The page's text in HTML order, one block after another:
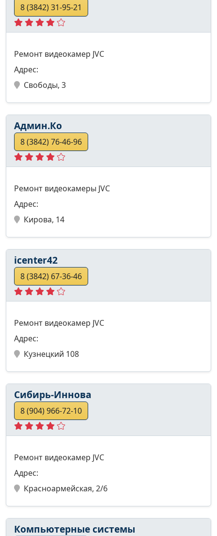
8 (3842) 31-95-21
Ремонт видеокамер JVC
Адрес:
Свободы, 3
Админ.Ко
8 (3842) 76-46-96
Ремонт видеокамеры JVC
Адрес:
Кирова, 14
icenter42
8 (3842) 67-36-46
Ремонт видеокамер JVC
Адрес:
Кузнецкий 108
Сибирь-Иннова
8 (904) 966-72-10
Ремонт видеокамер JVC
Адрес:
Красноармейская, 2/6
Компьютерные системы